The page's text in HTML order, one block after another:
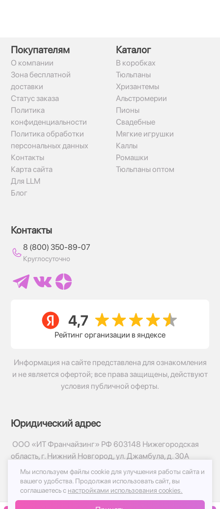
Покупателям
О компании
Зона бесплатной
доставки
Статус заказа
Политика
конфиденциальности
Политика обработки
персональных данных
Контакты
Карта сайта
Для LLM
Блог
Каталог
В коробках
Тюльпаны
Хризантемы
Альстромерии
Пионы
Свадебные
Мягкие игрушки
Каллы
Ромашки
Тюльпаны оптом
Контакты
8 (800) 350-89-07
Круглосуточно
Рейтинг организации в яндексе
Информация на сайте представлена для ознакомления
и не является офертой; все права защищены, действуют
условия публичной оферты.
Юридический адрес
ООО «ИТ Франчайзинг» РФ 603148 Нижегородская
область, г. Нижний Новгород, ул. Джамбула, д. 30А
© 2017-2026г, База Цветов 24.ру
Политика конфиденциальности
Публичная оферта
Мы используем файлы cookie для улучшения работы сайта и
вашего удобства. Продолжая использовать сайт, вы
соглашаетесь с настройками использования cookies.